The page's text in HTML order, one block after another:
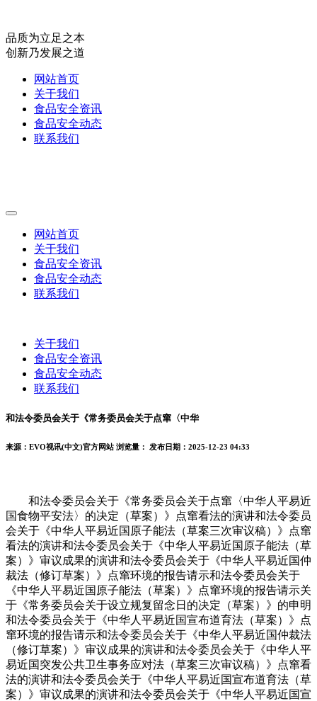
品质为立足之本
创新乃发展之道
网站首页
关于我们
食品安全资讯
食品安全动态
联系我们
网站首页
关于我们
食品安全资讯
食品安全动态
联系我们
关于我们
食品安全资讯
食品安全动态
联系我们
和法令委员会关于《常务委员会关于点窜〈中华
来源：EVO视讯(中文)官方网站 浏览量： 发布日期：2025-12-23 04:33
和法令委员会关于《常务委员会关于点窜〈中华人平易近
国食物平安法〉的决定（草案）》点窜看法的演讲和法令委员
会关于《中华人平易近国原子能法（草案三次审议稿）》点窜
看法的演讲和法令委员会关于《中华人平易近国原子能法（草
案）》审议成果的演讲和法令委员会关于《中华人平易近国仲
裁法（修订草案）》点窜环境的报告请示和法令委员会关于
《中华人平易近国原子能法（草案）》点窜环境的报告请示关
于《常务委员会关于设立规复留念日的决定（草案）》的申明
和法令委员会关于《中华人平易近国宣布道育法（草案）》点
窜环境的报告请示和法令委员会关于《中华人平易近国仲裁法
（修订草案）》审议成果的演讲和法令委员会关于《中华人平
易近国突发公共卫生事务应对法（草案三次审议稿）》点窜看
法的演讲和法令委员会关于《中华人平易近国宣布道育法（草
案）》审议成果的演讲和法令委员会关于《中华人平易近国宣